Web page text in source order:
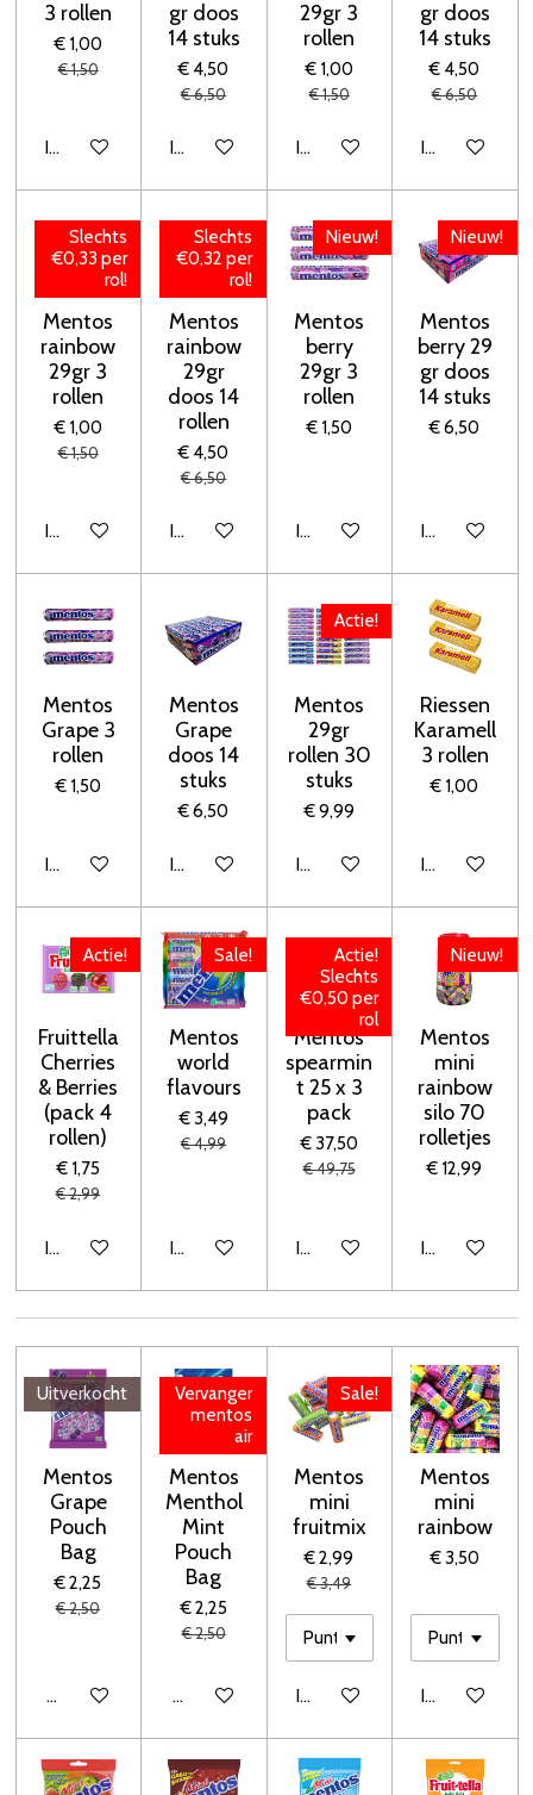
3 rollen
€ 1,00
€ 1,50
In winkelwagen
gr doos
14 stuks
€ 4,50
€ 6,50
In winkelwagen
29gr 3
rollen
€ 1,00
€ 1,50
In winkelwagen
gr doos
14 stuks
€ 4,50
€ 6,50
In
Slechts
€0,33 per
rol!
Mentos
rainbow
29gr 3
rollen
€ 1,00
€ 1,50
In winkelwagen
Slechts
€0,32 per
rol!
Mentos
rainbow
29gr
doos 14
rollen
€ 4,50
€ 6,50
In winkelwagen
Nieuw!
Mentos
berry
29gr 3
rollen
€ 1,50
In winkelwagen
Nieuw!
Mentos
berry 29
gr doos
14 stuks
€ 6,50
In
Mentos
Grape 3
rollen
€ 1,50
In winkelwagen
Mentos
Grape
doos 14
stuks
€ 6,50
In winkelwagen
Actie!
Mentos
29gr
rollen 30
stuks
€ 9,99
In winkelwagen
Riessen
Karamell
3 rollen
€ 1,00
In
Actie!
Fruittella
Cherries
& Berries
(pack 4
rollen)
€ 1,75
€ 2,99
In winkelwagen
Sale!
Mentos
world
flavours
€ 3,49
€ 4,99
In winkelwagen
Actie!
Slechts
€0,50 per
rol
Mentos
spearmin
t 25 x 3
pack
€ 37,50
€ 49,75
In winkelwagen
Nieuw!
Mentos
mini
rainbow
silo 70
rolletjes
€ 12,99
In
Uitverkocht
Mentos
Grape
Pouch
Bag
€ 2,25
€ 2,50
Houd mij op de hoogte
Vervanger
mentos
air
Mentos
Menthol
Mint
Pouch
Bag
€ 2,25
€ 2,50
Houd mij op de hoogte
Sale!
Mentos
mini
fruitmix
€ 2,99
€ 3,49
In winkelwagen
Mentos
mini
rainbow
€ 3,50
In